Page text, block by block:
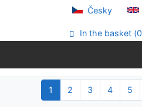
Česky
In the basket (0
1 2 3 4 5